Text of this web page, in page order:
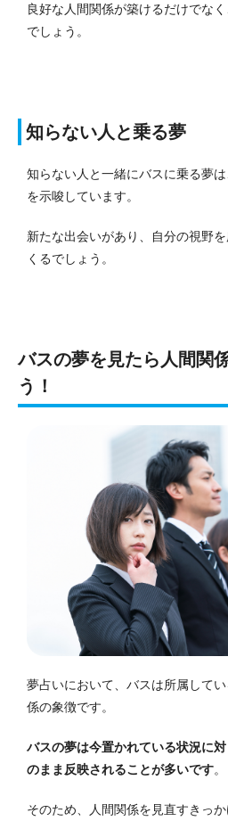
良好な人間関係が築けるだけでな
でしょう。
知らない人と乗る夢
知らない人と一緒にバスに乗る夢は
を示唆しています。
新たな出会いがあり、自分の視野
くるでしょう。
バスの夢を見たら人間関
う！
夢占いにおいて、バスは所属して
係の象徴です。
バスの夢は今置かれている状況に
のまま反映されることが多いです。
そのため、人間関係を見直すきっ